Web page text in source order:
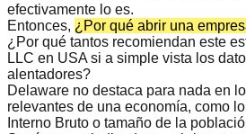
efectivamente lo es.
Entonces, ¿Por qué abrir una
¿Por qué tantos recomiendan este
LLC en USA si a simple vista los
alentadores?
Delaware no destaca para nada en
relevantes de una economía, como
Interno Bruto o tamaño de la